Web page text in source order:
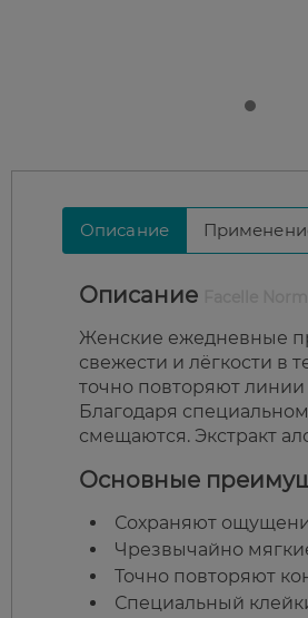
Описание
Описание
Женские ежедневные
свежести и лёгкости в
точно повторяют линии
Благодаря
смещаются. Экстракт
Основные
Сохраняют
Чрезвычайно
Точно повторяют
Специальный